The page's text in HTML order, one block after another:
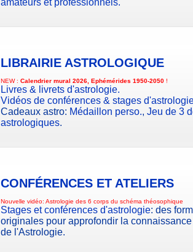
amateurs et professionnels.
LIBRAIRIE ASTROLOGIQUE
NEW : Calendrier mural 2026, Ephémérides 1950-2050 !
Livres & livrets d'astrologie.
Vidéos de conférences & stages
Cadeaux astro: Médaillon perso., Jeu de 3
astrologiques.
CONFÉRENCES ET ATELIERS
Nouvelle vidéo: Astrologie des 6 corps du schéma théosophique
Stages et conférences d'astrologie: des
originales pour approfondir la
de l'Astrologie.